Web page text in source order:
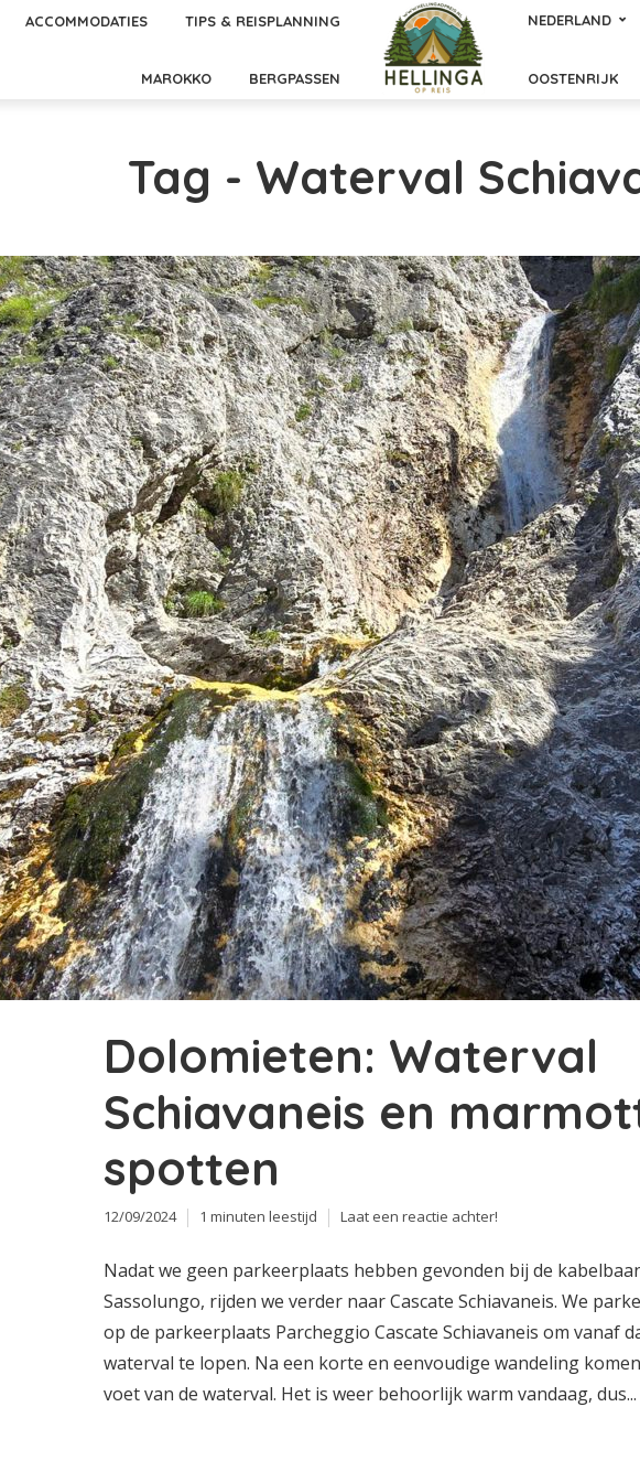
ACCOMMODATIES TIPS & REISPLANNING
MAROKKO BERGPASSEN
NEDERLAND
OOSTENRIJK
Tag - Waterval
Dolomieten: Waterval
Schiavaneis en
spotten
12/09/2024 1 minuten leestijd Laat een reactie achter!
Nadat we geen parkeerplaats hebben gevonden bij de
Sassolungo, rijden we verder naar Cascate Schiavaneis. We
op de parkeerplaats Parcheggio Cascate Schiavaneis om vanaf
waterval te lopen. Na een korte en eenvoudige wandeling
voet van de waterval. Het is weer behoorlijk warm vandaag, dus...